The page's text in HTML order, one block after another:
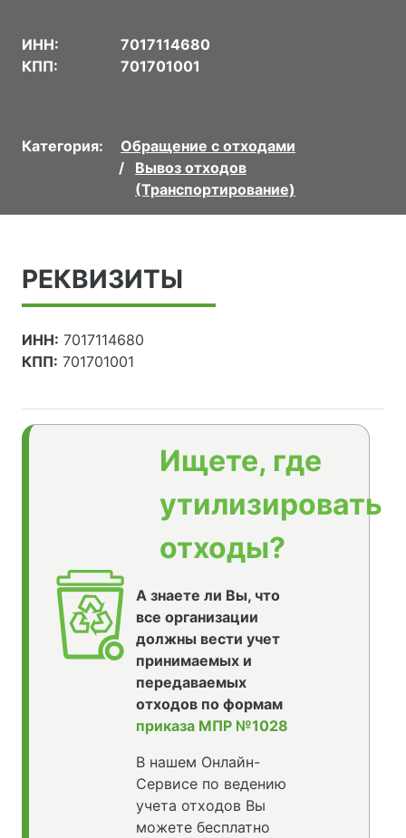
ИНН:
7017114680
КПП:
701701001
Категория:
Обращение с отходами
Вывоз отходов
(Транспортирование)
РЕКВИЗИТЫ
ИНН: 7017114680
КПП: 701701001
Ищете, где
утилизировать
отходы?
А знаете ли Вы, что
все организации
должны вести учет
принимаемых и
передаваемых
отходов по формам
приказа МПР №1028
В нашем Онлайн-
Сервисе по ведению
учета отходов Вы
можете бесплатно